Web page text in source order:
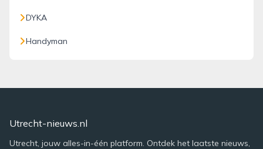
DYKA
Handyman
Utrecht-nieuws.nl
Utrecht, jouw alles-in-één platform. Ontdek het laatste nieuws,